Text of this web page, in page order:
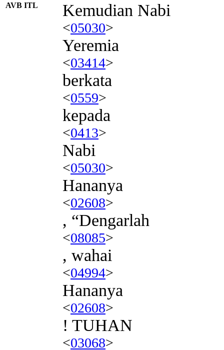
AVB ITL Kemudian Nabi
<05030>
Yeremia
<03414>
berkata
<0559>
kepada
<0413>
Nabi
<05030>
Hananya
<02608>
, “Dengarlah
<08085>
, wahai
<04994>
Hananya
<02608>
! TUHAN
<03068>